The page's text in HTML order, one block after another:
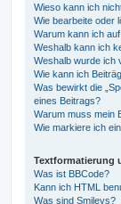
Wieso kann ich
Wie bearbeite oder
Warum kann ich
Weshalb kann ich
Weshalb wurde ich
Wie kann ich
Was bewirkt die
eines Beitrags?
Warum muss mein
Wie markiere ich
Textformatierung
Was ist BBCode?
Kann ich HTML
Was sind Smileys?